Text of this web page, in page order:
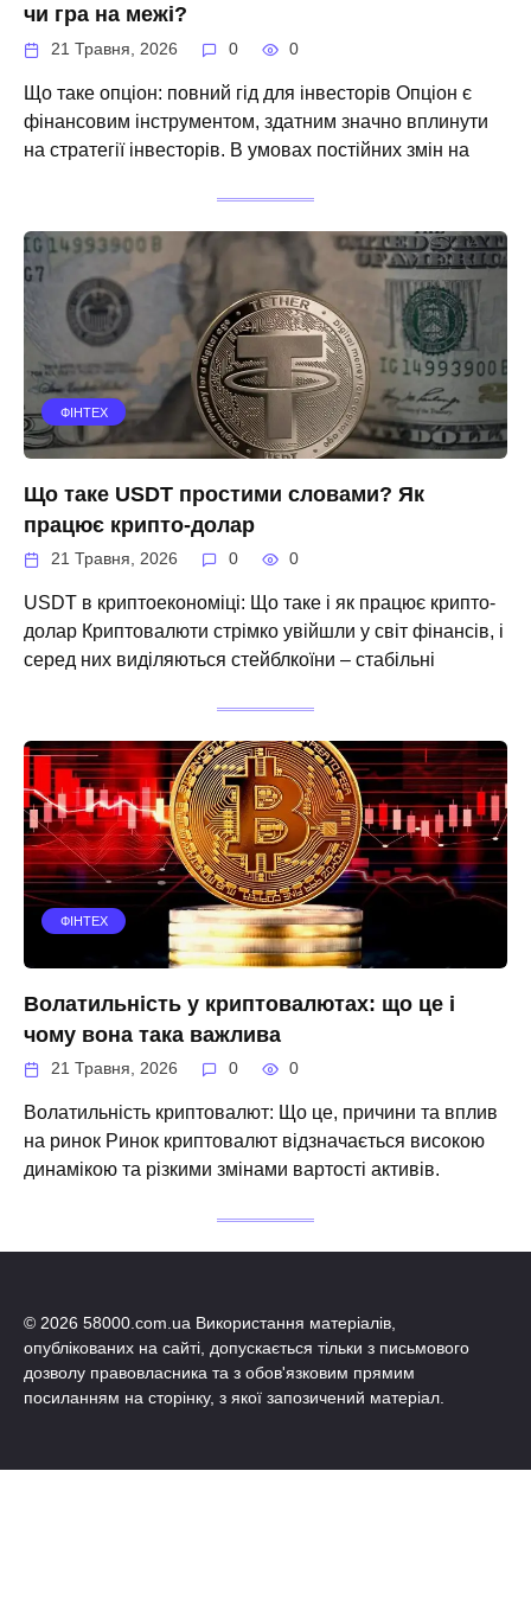
чи гра на межі?
21 Травня, 2026 0 0
Що таке опціон: повний гід для інвесторів Опціон є
фінансовим інструментом, здатним значно вплинути
на стратегії інвесторів. В умовах постійних змін на
ФІНТЕХ
Що таке USDT простими словами? Як
працює крипто-долар
21 Травня, 2026 0 0
USDT в криптоекономіці: Що таке і як працює крипто-
долар Криптовалюти стрімко увійшли у світ фінансів, і
серед них виділяються стейблкоїни – стабільні
ФІНТЕХ
Волатильність у криптовалютах: що це і
чому вона така важлива
21 Травня, 2026 0 0
Волатильність криптовалют: Що це, причини та вплив
на ринок Ринок криптовалют відзначається високою
динамікою та різкими змінами вартості активів.
© 2026 58000.com.ua Використання матеріалів,
опублікованих на сайті, допускається тільки з письмового
дозволу правовласника та з обов'язковим прямим
посиланням на сторінку, з якої запозичений матеріал.